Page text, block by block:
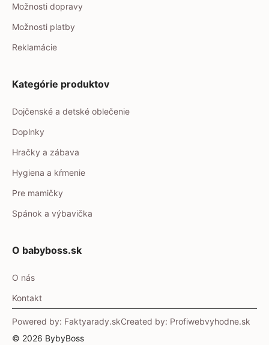
Možnosti dopravy
Možnosti platby
Reklamácie
Kategórie produktov
Dojčenské a detské oblečenie
Doplnky
Hračky a zábava
Hygiena a kŕmenie
Pre mamičky
Spánok a výbavička
O babyboss.sk
O nás
Kontakt
© 2026 BybyBoss
Powered by: Faktyarady.skCreated by: Profiwebvyhodne.sk
Item added to cart.